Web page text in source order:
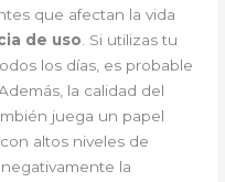
que afectan la vida
de uso . Si utilizas tu
los días, es probable
la calidad del
juega un papel
altos niveles de
la